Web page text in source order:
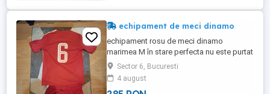
echipament de meci dinamo
echipament rosu de meci dinamo
marimea M în stare perfecta nu este purtat
sau rupt
Sector 6, Bucuresti
4 august